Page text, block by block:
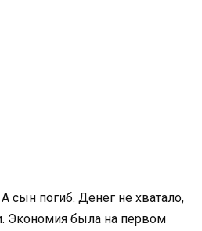
сын погиб. Денег не хватало,
Экономия была на первом